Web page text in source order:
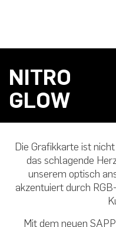
NITRO
GLOW
Die Grafikkarte ist
das schlagende
unserem optisch
akzentuiert durch
Mit dem neuen